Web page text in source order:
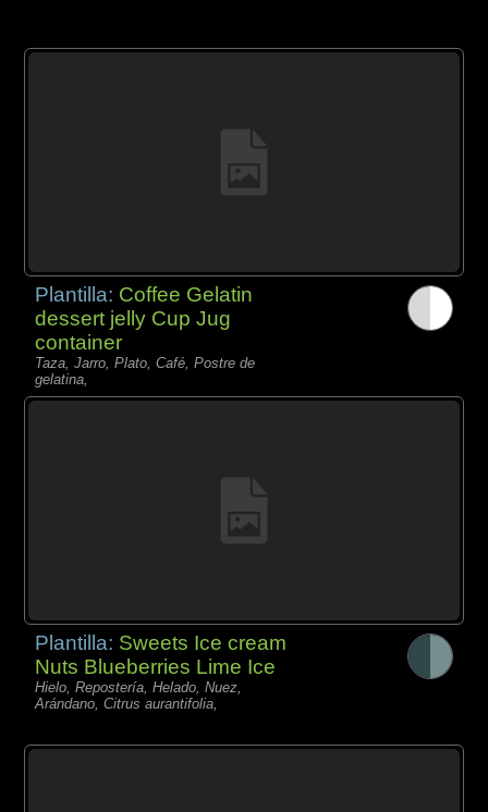
Plantilla: Coffee Gelatin
dessert jelly Cup Jug
container
Taza, Jarro, Plato, Café, Postre de
gelatina,
Plantilla: Sweets Ice cream
Nuts Blueberries Lime Ice
Hielo, Repostería, Helado, Nuez,
Arándano, Citrus aurantifolia,